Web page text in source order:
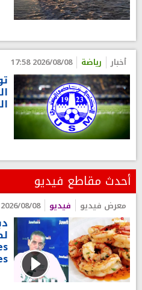
أخبار رياضة 2026/08/08 17:58
أحدث مقاطع فيديو
معرض فيديو فيديو 2026/08/08 10:39